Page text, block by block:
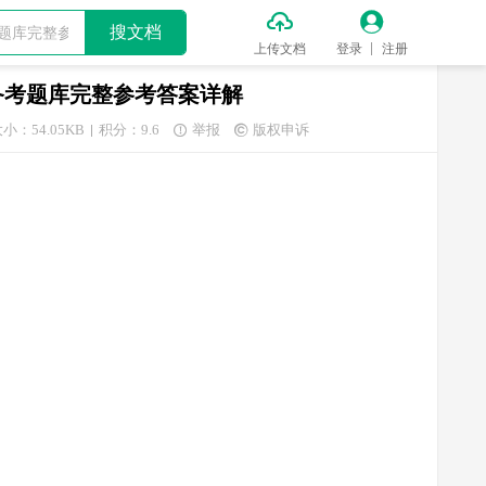
搜文档 
上传文档

登录 注册
题库完整参考答案详解
小：54.05KB 积分：9.6  举报  版权申诉